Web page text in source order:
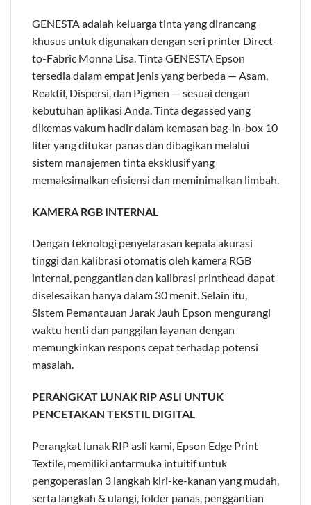
GENESTA adalah keluarga tinta yang dirancang
khusus untuk digunakan dengan seri printer Direct-
to-Fabric Monna Lisa. Tinta GENESTA Epson
tersedia dalam empat jenis yang berbeda — Asam,
Reaktif, Dispersi, dan Pigmen — sesuai dengan
kebutuhan aplikasi Anda. Tinta degassed yang
dikemas vakum hadir dalam kemasan bag-in-box 10
liter yang ditukar panas dan dibagikan melalui
sistem manajemen tinta eksklusif yang
memaksimalkan efisiensi dan meminimalkan limbah.
KAMERA RGB INTERNAL
Dengan teknologi penyelarasan kepala akurasi
tinggi dan kalibrasi otomatis oleh kamera RGB
internal, penggantian dan kalibrasi printhead dapat
diselesaikan hanya dalam 30 menit. Selain itu,
Sistem Pemantauan Jarak Jauh Epson mengurangi
waktu henti dan panggilan layanan dengan
memungkinkan respons cepat terhadap potensi
masalah.
PERANGKAT LUNAK RIP ASLI UNTUK
PENCETAKAN TEKSTIL DIGITAL
Perangkat lunak RIP asli kami, Epson Edge Print
Textile, memiliki antarmuka intuitif untuk
pengoperasian 3 langkah kiri-ke-kanan yang mudah,
serta langkah & ulangi, folder panas, penggantian